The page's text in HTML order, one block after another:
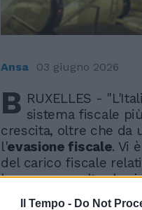
Il Tempo - Do Not
Ansa 03 giugno 2026
B RUXELLES -
sistema fiscale
crescita, oltre che da
l'evasione fiscale. Vi
del carico fiscale
lavoro verso altre
sottoutilizzate, tra cui